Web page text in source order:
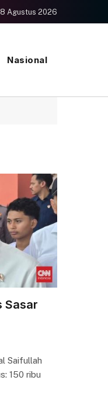
Agustus 2026
Nasional
Sasar
Saifullah
150 ribu